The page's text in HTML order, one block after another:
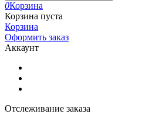
0Корзина
Корзина пуста
Корзина
Оформить заказ
Аккаунт
Отслеживание заказа